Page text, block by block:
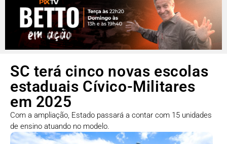
SC terá cinco novas escolas
estaduais Cívico-Militares
em 2025
Com a ampliação, Estado passará a contar com 15 unidades
de ensino atuando no modelo.